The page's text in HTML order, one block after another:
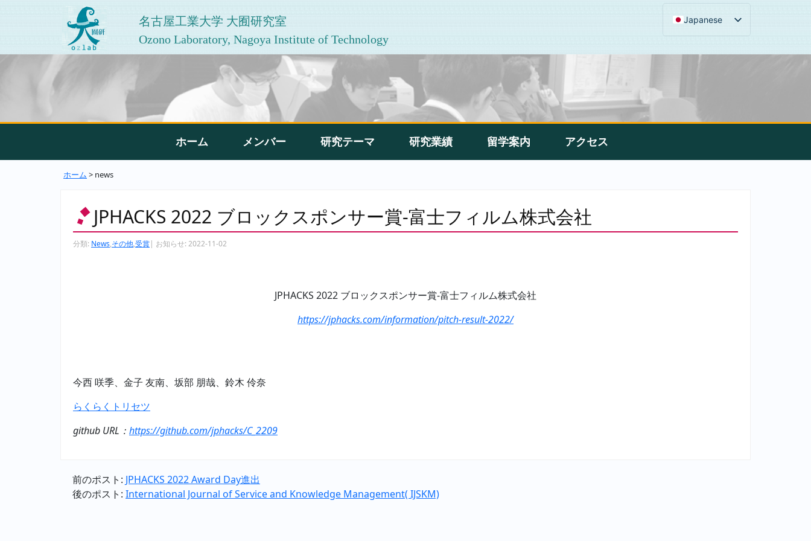
名古屋工業大学 大囿研究室
Ozono Laboratory, Nagoya Institute of Technology
Japanese
ホーム メンバー 研究テーマ 研究業績 留学案内 アクセス
ホーム > news
JPHACKS 2022 ブロックスポンサー賞-富士フィルム株式会社
分類: News,その他,受賞| お知らせ: 2022-11-02
JPHACKS 2022 ブロックスポンサー賞-富士フィルム株式会社
https://jphacks.com/information/pitch-result-2022/
今西 咲季、金子 友南、坂部 朋哉、鈴木 伶奈
らくらくトリセツ
github URL： https://github.com/jphacks/C_2209
前のポスト: JPHACKS 2022 Award Day進出
後のポスト: International Journal of Service and Knowledge Management( IJSKM)